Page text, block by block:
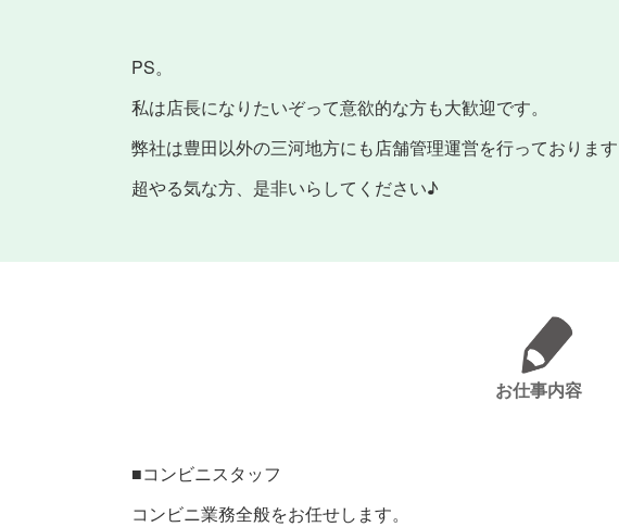
PS。
私は店長になりたいぞって意欲的な方も大歓迎です。
弊社は豊田以外の三河地方にも店舗管理運営を行っておりま
超やる気な方、是非いらしてください♪
お仕事内容
■コンビニスタッフ
コンビニ業務全般をお任せします。